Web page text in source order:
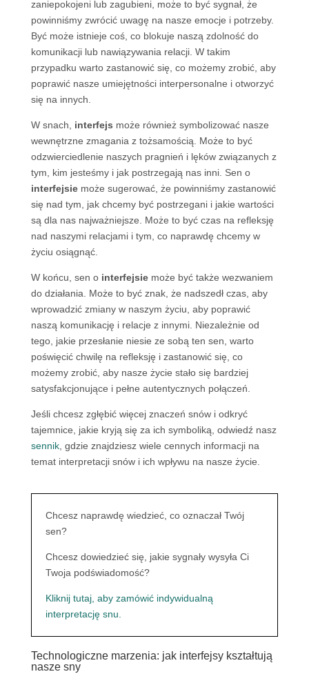
zaniepokojeni lub zagubieni, może to być sygnał, że
powinniśmy zwrócić uwagę na nasze emocje i potrzeby.
Być może istnieje coś, co blokuje naszą zdolność do
komunikacji lub nawiązywania relacji. W takim
przypadku warto zastanowić się, co możemy zrobić, aby
poprawić nasze umiejętności interpersonalne i otworzyć
się na innych.
W snach, interfejs może również symbolizować nasze
wewnętrzne zmagania z tożsamością. Może to być
odzwierciedlenie naszych pragnień i lęków związanych z
tym, kim jesteśmy i jak postrzegają nas inni. Sen o
interfejsiemoże sugerować, że powinniśmy zastanowić
się nad tym, jak chcemy być postrzegani i jakie wartości
są dla nas najważniejsze. Może to być czas na refleksję
nad naszymi relacjami i tym, co naprawdę chcemy w
życiu osiągnąć.
W końcu, sen o interfejsiemoże być także wezwaniem
do działania. Może to być znak, że nadszedł czas, aby
wprowadzić zmiany w naszym życiu, aby poprawić
naszą komunikację i relacje z innymi. Niezależnie od
tego, jakie przesłanie niesie ze sobą ten sen, warto
poświęcić chwilę na refleksję i zastanowić się, co
możemy zrobić, aby nasze życie stało się bardziej
satysfakcjonujące i pełne autentycznych połączeń.
Jeśli chcesz zgłębić więcej znaczeń snów i odkryć
tajemnice, jakie kryją się za ich symboliką, odwiedź nasz
sennik, gdzie znajdziesz wiele cennych informacji na
temat interpretacji snów i ich wpływu na nasze życie.
Chcesz naprawdę wiedzieć, co oznaczał Twój
sen?
Chcesz dowiedzieć się, jakie sygnały wysyła Ci
Twoja podświadomość?
Kliknij tutaj, aby zamówić indywidualną
interpretację snu.
Technologiczne marzenia: jak interfejsy kształtują
nasze sny